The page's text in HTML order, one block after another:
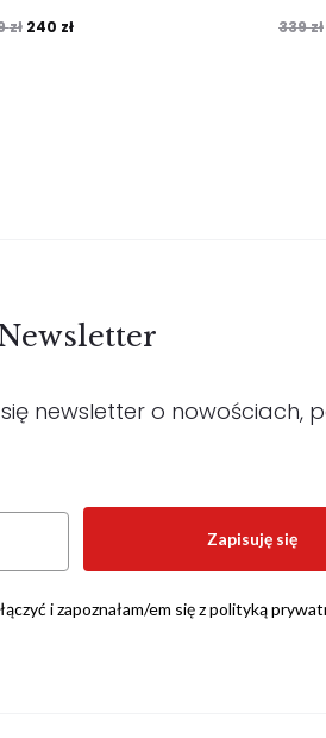
zł Pierwotna
240 złAktualna
339zł
newsletter o nowościach,
Zapisuję się
i zapoznałam/em się z polityką